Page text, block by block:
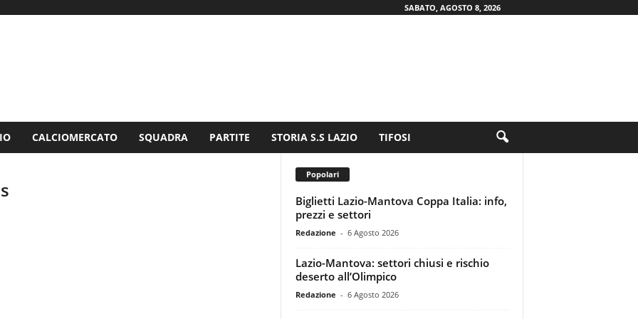
SABATO, AGOSTO 8, 2026
CALCIOMERCATO SQUADRA PARTITE STORIA S.S LAZIO TIFOSI
Popolari
Biglietti Lazio-Mantova Coppa Italia: info,
prezzi e settori
Redazione - 6 Agosto 2026
Lazio-Mantova: settori chiusi e rischio
deserto all’Olimpico
Redazione - 6 Agosto 2026